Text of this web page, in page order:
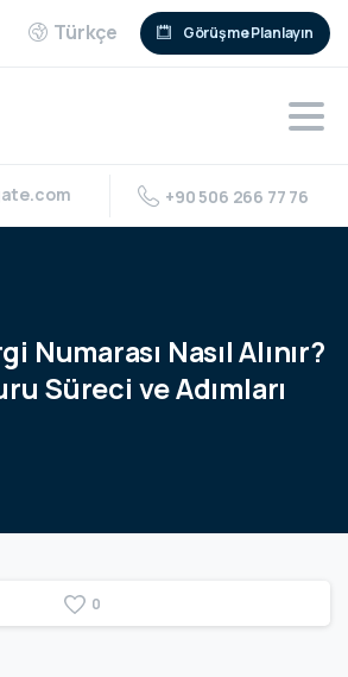
Türkçe Görüşme Planlayın
+90 506 266 77 76
Numarası NasılAlınır?
Süreci veAdımları
0